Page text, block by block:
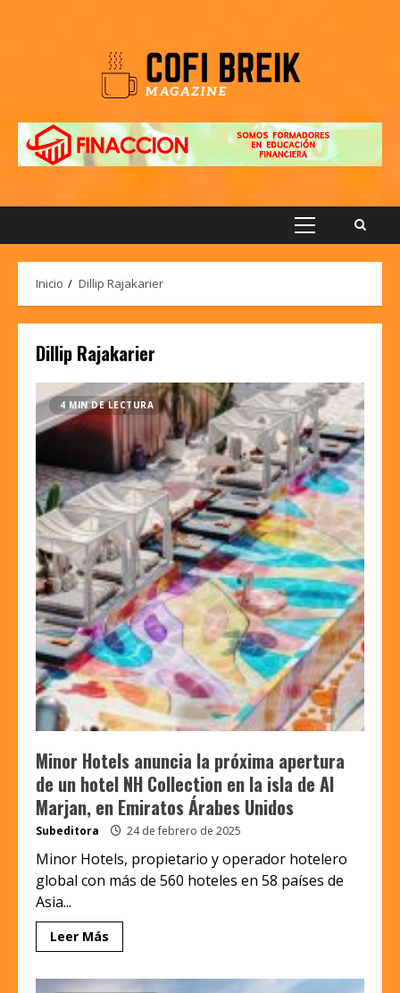
Menú
Inicio Dillip Rajakarier
Dillip Rajakarier
4 MIN DE LECTURA
Minor Hotels anuncia la próxima apertura
de un hotel NH Collection en la isla de Al
Marjan, en Emiratos Árabes Unidos
Subeditora 24 de febrero de 2025
Minor Hotels, propietario y operador hotelero
global con más de 560 hoteles en 58 países de
Asia...
Leer Más